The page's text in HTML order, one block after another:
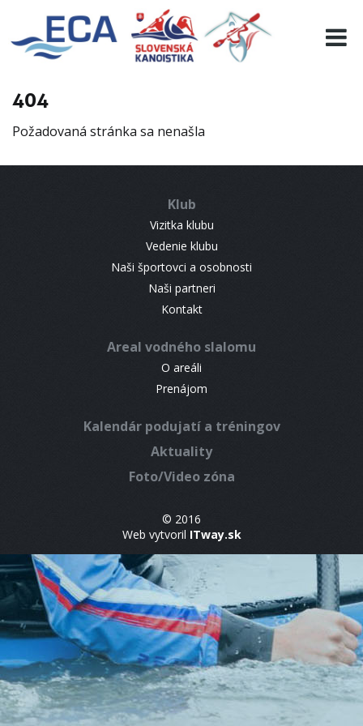
404
Požadovaná stránka sa nenašla
Klub
Vizitka klubu
Vedenie klubu
Naši športovci a osobnosti
Naši partneri
Kontakt
Areal vodného slalomu
O areáli
Prenájom
Kalendár podujatí a tréningov
Aktuality
Foto/Video zóna
© 2016
Web vytvoril ITway.sk
EURO 19
INFO
RESULTS
CONTACT